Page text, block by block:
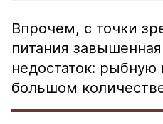
Впрочем, с точки
питания
недостаток: рыбную
большом